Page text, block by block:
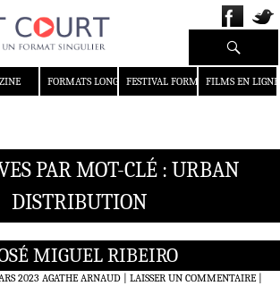
FORMATS LONGS FESTIVAL FORMAT COURT
FILMS EN LIGNE
Recherche
PAR MOT-CLÉ : URBAN
DISTRIBUTION
MIGUEL RIBEIRO
2023 AGATHE ARNAUD LAISSER UN COMMENTAIRE|